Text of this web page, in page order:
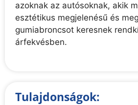
azoknak az autósoknak, akik
esztétikus megjelenésű és
gumiabroncsot keresnek
árfekvésben.
Tulajdonságok: